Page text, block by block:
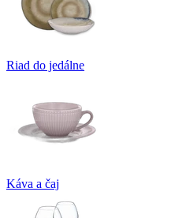
Riad do jedálne
Káva a čaj